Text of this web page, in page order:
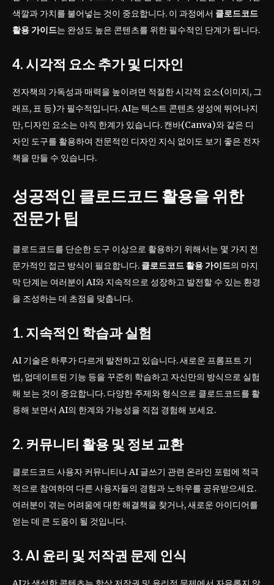
색깔과 가치를 불어넣는 것이 중요합니다. 이 과정에서 클로드코드
활용 가이드는 완성도 높은 콘텐츠를 위한 필수적인 단계가 됩니다.
4. 시각적 요소 추가 및 디자인
전자책의 가독성과 매력을 높이려면 적절한 시각적 요소(이미지, 그
래프, 표 등)가 필수적입니다. AI는 텍스트 콘텐츠 생성에 뛰어나지
만, 디자인 요소는 아직 한계가 있습니다. 캔바(Canva)와 같은 디
자인 도구를 활용하여 전문적인 디자인 지식 없이도 보기 좋은 전자
책을 만들 수 있습니다.
성공적인 클로드코드 활용을 위한
전문가 팁
클로드코드를 단순한 도구 이상으로 활용하기 위해서는 몇 가지 전
문가적인 접근 방식이 필요합니다. 클로드코드 활용 가이드의 마지
막 단계는 여러분이 AI와 지속적으로 성장하고 발전할 수 있는 환경
을 조성하는 데 초점을 맞춥니다.
1. 지속적인 학습과 실험
AI 기술은 하루가 다르게 발전하고 있습니다. 새로운 프롬프트 기
법, 업데이트된 기능 등을 꾸준히 학습하고 자신만의 방식으로 실험
해 보는 것이 중요합니다. 다양한 주제와 형식으로 클로드코드를 활
용해 보면서 AI의 한계와 가능성을 직접 경험해 보세요.
2. 커뮤니티 활용 및 정보 교환
클로드코드 사용자 커뮤니티나 AI 글쓰기 관련 온라인 포럼에 적극
적으로 참여하여 다른 사용자들의 경험과 노하우를 공유받으세요.
여러분이 겪는 어려움에 대한 해결책을 찾거나, 새로운 아이디어를
얻는 데 큰 도움이 될 것입니다.
3. AI 윤리 및 저작권 문제 인식